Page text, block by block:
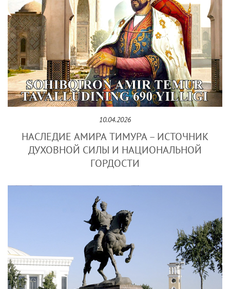
10.04.2026
НАСЛЕДИЕ АМИРА ТИМУРА – ИСТОЧНИК
ДУХОВНОЙ СИЛЫ И НАЦИОНАЛЬНОЙ
ГОРДОСТИ